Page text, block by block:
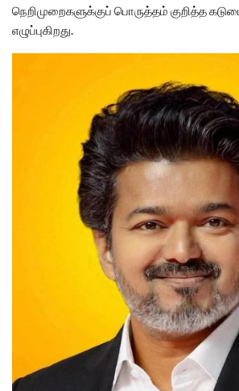
நெறிமுறைகளுக்குப் பொருத்தம் குறித்த
எழுப்புகிறது.